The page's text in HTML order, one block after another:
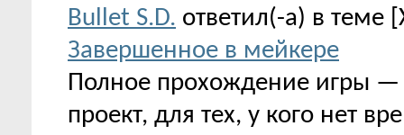
Bullet S.D. ответил(-а) в теме
Завершенное в мейкере
Полное прохождение игры —
проект, для тех, у кого нет